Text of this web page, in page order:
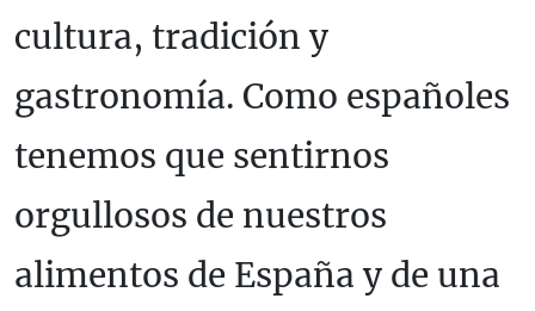
cultura, tradición y
gastronomía. Como españoles
tenemos que sentirnos
orgullosos de nuestros
alimentos de España y de una